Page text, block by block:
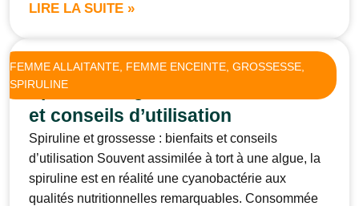
LIRE LA SUITE »
FEMME ALLAITANTE FEMME ENCEINTE GROSSESSE
SPIRULINE
Spiruline et grossesse: bienfaits
et conseils d’utilisation
Spiruline et grossesse : bienfaits et conseils
d’utilisation Souvent assimilée à tort à une algue, la
spiruline est en réalité une cyanobactérie aux
qualités nutritionnelles remarquables. Consommée